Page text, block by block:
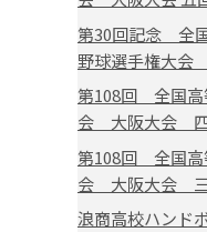
第30回記念 全
野球選手権大
第108回 全国高
会 大阪大会
第108回 全国高
会 大阪大会
浪商高校ハンド